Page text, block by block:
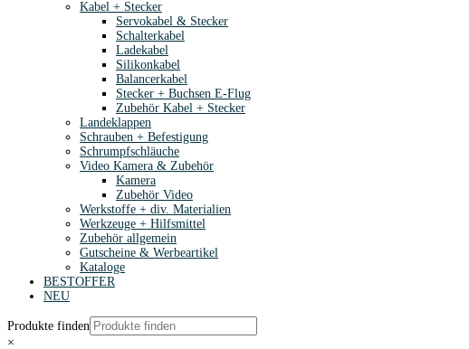
Kabel + Stecker
Servokabel & Stecker
Schalterkabel
Ladekabel
Silikonkabel
Balancerkabel
Stecker + Buchsen E-Flug
Zubehör Kabel + Stecker
Landeklappen
Schrauben + Befestigung
Schrumpfschläuche
Video Kamera & Zubehör
Kamera
Zubehör Video
Werkstoffe + div. Materialien
Werkzeuge + Hilfsmittel
Zubehör allgemein
Gutscheine & Werbeartikel
Kataloge
BESTOFFER
NEU
Produkte finden
×